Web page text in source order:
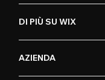
DI PIÙ SU WIX
AZIENDA